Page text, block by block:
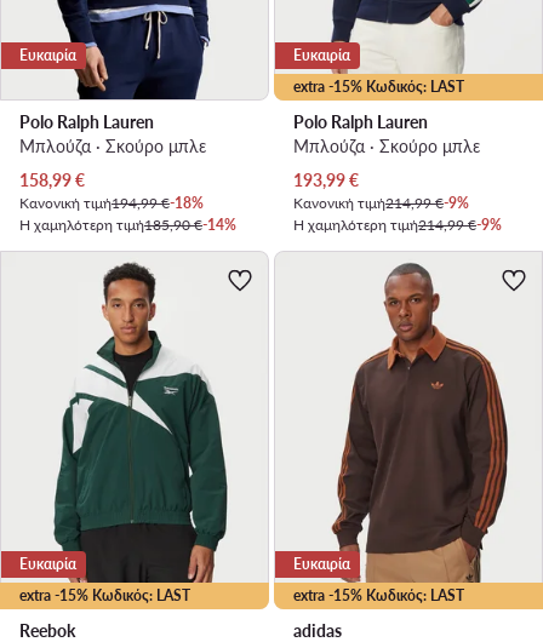
Ευκαιρία
Polo Ralph Lauren
Μπλούζα · Σκούρο μπλε
Τρέχουσα τιμή
158,99€
Κανονική τιμή194,99 €-18%
Η χαμηλότερη τιμή185,90 €-14%
extra -15% Κωδικός: LAST
Ευκαιρία
Polo Ralph Lauren
Μπλούζα · Σκούρο μπλε
Τρέχουσα τιμή
193,99€
Κανονική τιμή214,99 €-9%
Η χαμηλότερη τιμή214,99 €-9%
extra -15% Κωδικός: LAST
Ευκαιρία
Reebok
extra -15% Κωδικός: LAST
Ευκαιρία
adidas